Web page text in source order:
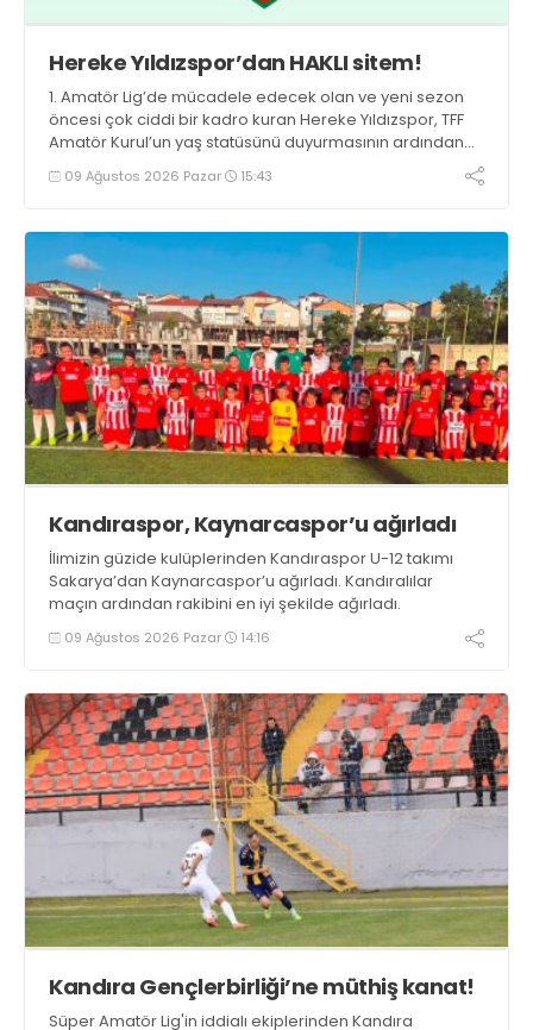
Hereke Yıldızspor’dan HAKLI sitem!
1. Amatör Lig’de mücadele edecek olan ve yeni sezon
öncesi çok ciddi bir kadro kuran Hereke Yıldızspor, TFF
Amatör Kurul’un yaş statüsünü duyurmasının ardından
büyük bir şok yaşadı.
09 Ağustos 2026 Pazar 15:43
Kandıraspor, Kaynarcaspor’u ağırladı
İlimizin güzide kulüplerinden Kandıraspor U-12 takımı
Sakarya’dan Kaynarcaspor’u ağırladı. Kandıralılar
maçın ardından rakibini en iyi şekilde ağırladı.
09 Ağustos 2026 Pazar 14:16
Kandıra Gençlerbirliği’ne müthiş kanat!
Süper Amatör Lig'in iddialı ekiplerinden Kandıra